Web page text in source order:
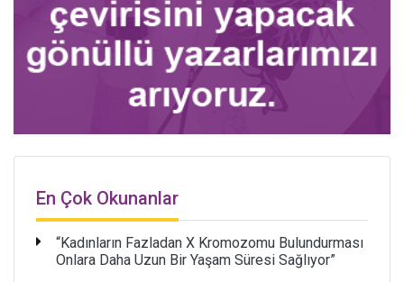
En Çok Okunanlar
“Kadınların Fazladan X Kromozomu Bulundurması
Onlara Daha Uzun Bir Yaşam Süresi Sağlıyor”